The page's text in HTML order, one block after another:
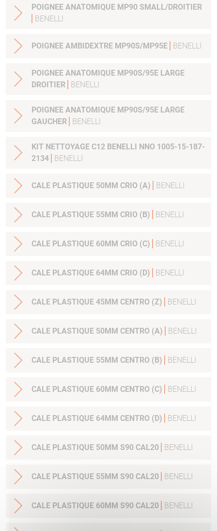
POIGNEE ANATOMIQUE MP90 SMALL/DROITIER
BENELLI
POIGNEE AMBIDEXTRE MP90S/MP95E BENELLI
POIGNEE ANATOMIQUE MP90S/95E LARGE
DROITIER
BENELLI
POIGNEE ANATOMIQUE MP90S/95E LARGE
GAUCHER
BENELLI
KIT NETTOYAGE C12 BENELLI NNO 1005-15-187-
2134
BENELLI
CALE PLASTIQUE 50MM CRIO (A) BENELLI
CALE PLASTIQUE 55MM CRIO (B) BENELLI
CALE PLASTIQUE 60MM CRIO (C) BENELLI
CALE PLASTIQUE 64MM CRIO (D) BENELLI
CALE PLASTIQUE 45MM CENTRO (Z) BENELLI
CALE PLASTIQUE 50MM CENTRO (A) BENELLI
CALE PLASTIQUE 55MM CENTRO (B) BENELLI
CALE PLASTIQUE 60MM CENTRO (C) BENELLI
CALE PLASTIQUE 64MM CENTRO (D) BENELLI
CALE PLASTIQUE 50MM S90 CAL20 BENELLI
CALE PLASTIQUE 55MM S90 CAL20 BENELLI
CALE PLASTIQUE 60MM S90 CAL20 BENELLI